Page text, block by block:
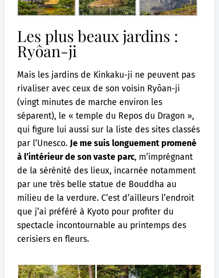
Les plus beaux jardins :
Ryôan-ji
Mais les jardins de Kinkaku-ji ne peuvent pas
rivaliser avec ceux de son voisin Ryôan-ji
(vingt minutes de marche environ les
séparent), le « temple du Repos du Dragon »,
qui figure lui aussi sur la liste des sites classés
par l’Unesco. Je me suis longuement promené
à l’intérieur de son vaste parc, m’imprégnant
de la sérénité des lieux, incarnée notamment
par une très belle statue de Bouddha au
milieu de la verdure. C’est d’ailleurs l’endroit
que j’ai préféré à Kyoto pour profiter du
spectacle incontournable au printemps des
cerisiers en fleurs.